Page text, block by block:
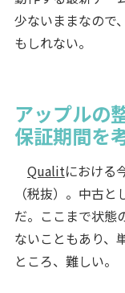
少ないままなので
もしれない。
アップルの
保証期間を
Qualitにおける
（税抜）。中古
だ。ここまで状態
ないこともあり、
ところ、難しい。